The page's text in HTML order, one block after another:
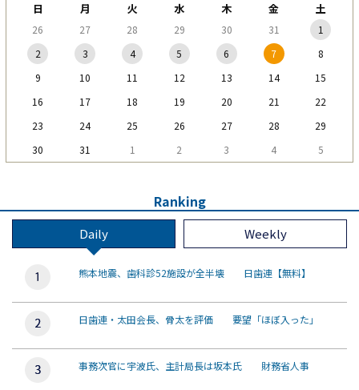
日 月 火 水 木 金 土
26 27 28 29 30 31
1
2
3 4 5 6 7
8
9
10 11 12 13 14
15
16
17 18 19 20 21
22
23
24 25 26 27 28
29
30
31 1 2 3 4 5
Ranking
Daily Weekly
熊本地震、歯科診52施設が全半壊 日歯連【無料】
日歯連・太田会長、骨太を評価 要望「ほぼ入った」
事務次官に宇波氏、主計局長は坂本氏 財務省人事